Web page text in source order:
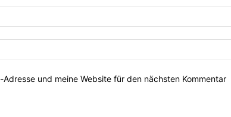
und meine Website für den nächsten Kommentar